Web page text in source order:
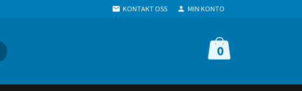
KONTAKT OSS MIN KONTO
0